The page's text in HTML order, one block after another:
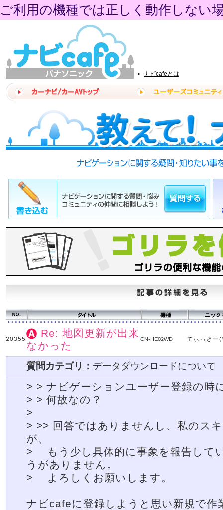
ご利用の機種では正しく動作しない
ナビcafeとは
20355
Re: 地図更新が出来
なかった
CN-HE02WD てぃっきー
質問カテゴリ： データダウンロードについて
> > ナビゲーションユーザー登録の時
> > 何故なの？
>
> >> 回答ではありませんし、私のス
が、
> もう少し具体的に事象を報告して
うがありません。
> よろしくお願いします。
ナビcafeに登録しようと思い新規で作